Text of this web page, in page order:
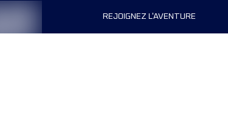
REJOIGNEZ L'AVENTURE